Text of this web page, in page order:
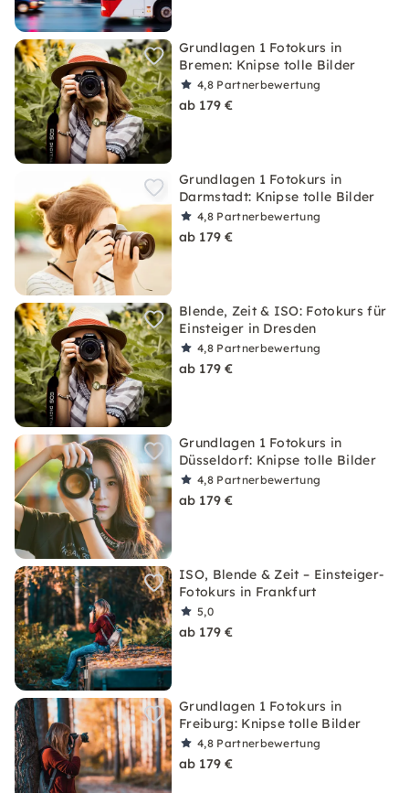
Grundlagen 1 Fotokurs in
Bremen: Knipse tolle Bilder
4,8 Partnerbewertung
ab 179 €
Grundlagen 1 Fotokurs in
Darmstadt: Knipse tolle Bilder
4,8 Partnerbewertung
ab 179 €
Blende, Zeit & ISO: Fotokurs für
Einsteiger in Dresden
4,8 Partnerbewertung
ab 179 €
Grundlagen 1 Fotokurs in
Düsseldorf: Knipse tolle Bilder
4,8 Partnerbewertung
ab 179 €
ISO, Blende & Zeit – Einsteiger-
Fotokurs in Frankfurt
5,0
ab 179 €
Grundlagen 1 Fotokurs in
Freiburg: Knipse tolle Bilder
4,8 Partnerbewertung
ab 179 €